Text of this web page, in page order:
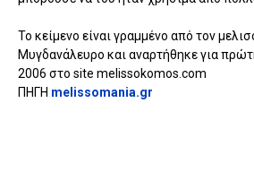
Το κείμενο είναι γραμμένο από τον
Μυγδανάλευρο και αναρτήθηκε για
2006 στο site melissokomos.com
ΠΗΓΗ melissomania.gr